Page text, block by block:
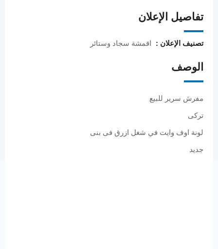
تفاصيل الإعلان
تصنيف الإعلان : اقمشة سجاد وستائر
الوصف
مفرش سرير للبيع
تركى
لونة اوف وايت في شغل ازرق فى بنى
جديد